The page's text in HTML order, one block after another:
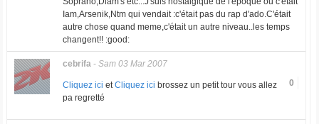
Iam,Arsenik,Ntm qui vendait :c'était pas du rap d'ado.C'était
autre chose quand meme,c'était un autre niveau..les temps
changent!! :good:
cebrifa- Sam 03 Mar 2007
0
Cliquez ici etCliquez ici brossez un petit tour vous allez
pa regretté